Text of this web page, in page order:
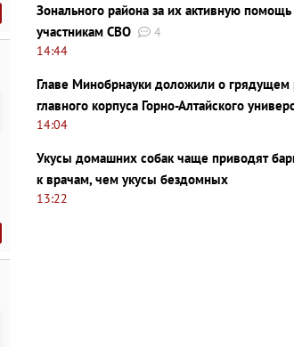
Зонального района за их активную помощь
участникам СВО
4
14:44
Главе Минобрнауки доложили о грядущем
главного корпуса Горно-Алтайского
14:04
Укусы домашних собак чаще приводят
к врачам, чем укусы бездомных
13:22